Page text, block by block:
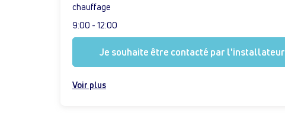
chauffage
9:00 - 12:00
Je souhaite être contacté par l'installateur
Voir plus